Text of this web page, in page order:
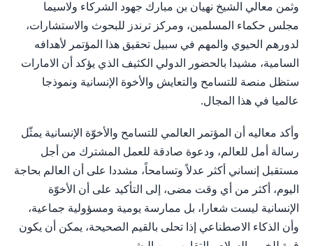
وثمن معالي الشيخ نهيان بن مبارك جهود الشركاء ولاسيما
مجلس حكماء المسلمين، ومركز ترندز للبحوث والاستشارات،
لدورهم الحيوي والمهم في سبيل تحقيق هذا المؤتمر لأهدافه
السامية، مشيدا بالحضور الدولي الكثيف الذي يؤكد أن الامارات
ستظل منصة للتسامح والتعايش والأخوة الإنسانية ونموذجا
عالميا في هذا المجال.
وأكد معاليه أن المؤتمر العالمي للتسامح والأخوّة الإنسانية يمثّل
رسالة أمل للعالم، ودعوة صادقة للعمل المشترك من أجل
مستقبل إنساني أكثر عدلاً وتسامحاً، مشددا على أن العالم بحاجة
اليوم، أكثر من أي وقت مضى، إلى التأكيد على أن الأخوّة
الإنسانية ليست شعارا، بل ممارسة يومية ومسؤولية جماعية،
وأن الذكاء الاصطناعي إذا تحلى بالقيم الصحيحة، يمكن أن يكون